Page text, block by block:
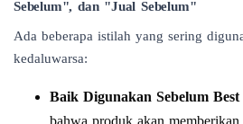
Sebelum", dan "Jual Sebelum"
Ada beberapa istilah yang sering
kedaluwarsa:
Baik Digunakan Sebelum Best
bahwa produk akan